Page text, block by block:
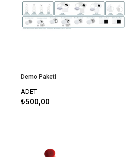
Demo Paketi
ADET
₺500,00